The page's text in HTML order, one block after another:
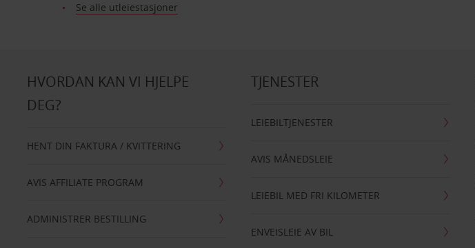
Se alle utleiestasjoner
HVORDAN KAN VI HJELPE
DEG?
HENT DIN FAKTURA / KVITTERING
AVIS AFFILIATE PROGRAM
ADMINISTRER BESTILLING
TJENESTER
LEIEBILTJENESTER
AVIS MÅNEDSLEIE
LEIEBIL MED FRI KILOMETER
ENVEISLEIE AV BIL